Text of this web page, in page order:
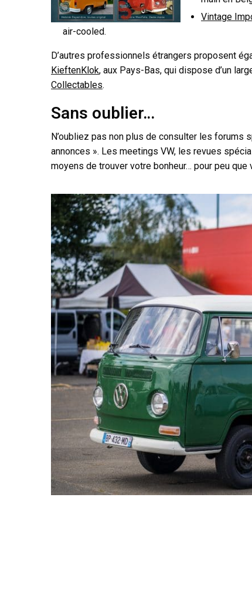
Vintage
air-cooled.
D’autres professionnels étrangers proposent
KieftenKlok, aux Pays-Bas, qui dispose d’un
Collectables.
Sans oublier…
N’oubliez pas non plus de consulter les
annonces ». Les meetings VW, les revues
moyens de trouver votre bonheur… pour peu